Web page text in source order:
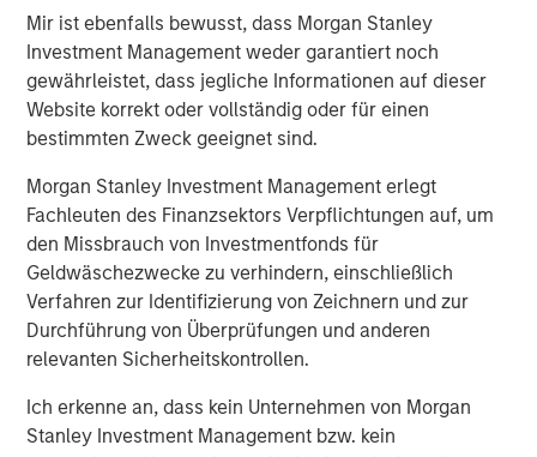
Mir ist ebenfalls bewusst, dass Morgan Stanley
Investment Management weder garantiert noch
gewährleistet, dass jegliche Informationen auf dieser
Website korrekt oder vollständig oder für einen
bestimmten Zweck geeignet sind.
Morgan Stanley Investment Management erlegt
Fachleuten des Finanzsektors Verpflichtungen auf, um
den Missbrauch von Investmentfonds für
Geldwäschezwecke zu verhindern, einschließlich
Verfahren zur Identifizierung von Zeichnern und zur
Durchführung von Überprüfungen und anderen
relevanten Sicherheitskontrollen.
Ich erkenne an, dass kein Unternehmen von Morgan
Stanley Investment Management bzw. kein
For institutional investors, Opportunistic Credit can
complement an allocation to private equity and
direct lendingby adding exposure to idiosyncratic
credit opportunities that are less dependent on
standardized lending markets or broad equity beta
Read the Full Paper
Source: LSEG, PitchBook LCD, Morgan Stanley
Investment Management. As of March 31, 2026. US only.
Integrated private credit platform across Direct Lending